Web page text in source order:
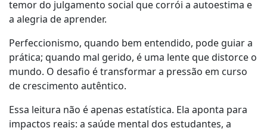
temor do julgamento social que corrói a autoestima e
a alegria de aprender.
Perfeccionismo, quando bem entendido, pode guiar a
prática; quando mal gerido, é uma lente que distorce o
mundo. O desafio é transformar a pressão em curso
de crescimento autêntico.
Essa leitura não é apenas estatística. Ela aponta para
impactos reais: a saúde mental dos estudantes, a